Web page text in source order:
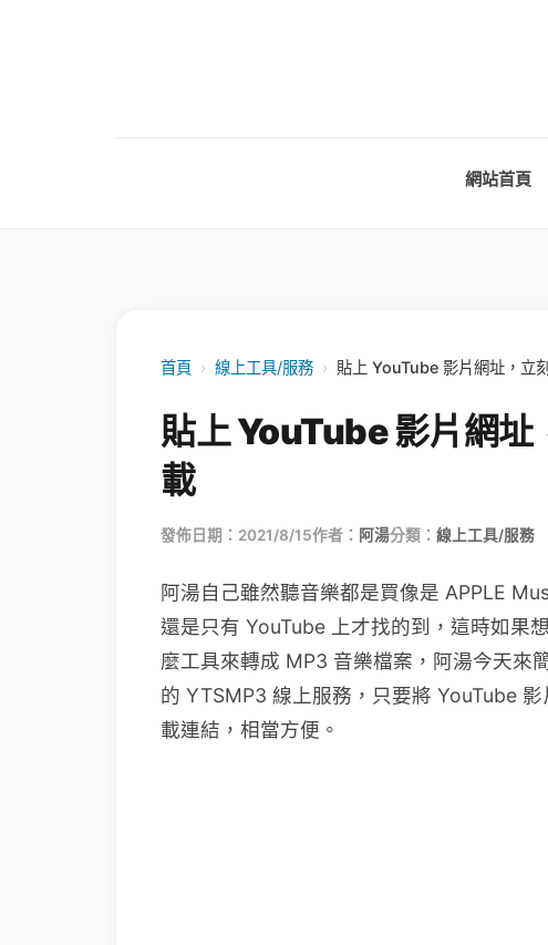
網站首頁
首頁 › 線上工具/服務 › 貼上 YouTube 影片網址，立
貼上 YouTube 影片網
載
發佈日期：2021/8/15作者： 阿湯分類： 線上工具/服務
阿湯自己雖然聽音樂都是買像是 APPLE
還是只有 YouTube 上才找的到，這時如果
麼工具來轉成 MP3 音樂檔案，阿湯今天來
的 YTSMP3 線上服務，只要將 YouTube
載連結，相當方便。